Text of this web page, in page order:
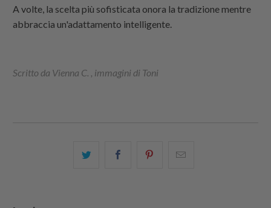
A volte, la scelta più sofisticata onora la tradizione mentre
abbraccia un'adattamento intelligente.
Scritto da Vienna C. , immagini di Toni
Condividi Share
Condividi